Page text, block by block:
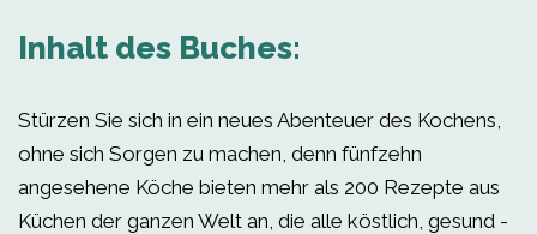
Inhalt des Buches:
Stürzen Sie sich in ein neues Abenteuer des Kochens,
ohne sich Sorgen zu machen, denn fünfzehn
angesehene Köche bieten mehr als 200 Rezepte aus
Küchen der ganzen Welt an, die alle köstlich, gesund -